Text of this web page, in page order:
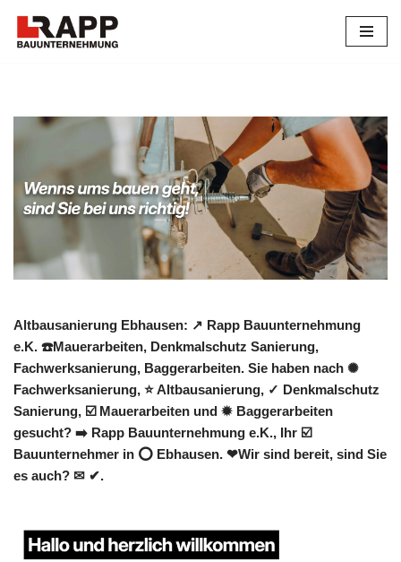
Zum
Altbausanierung Ebhausen: ↗️ Rapp Bauunternehmung
e.K. ☎️Mauerarbeiten, Denkmalschutz Sanierung,
Fachwerksanierung, Baggerarbeiten. Sie haben nach ✺
Fachwerksanierung, ⭐ Altbausanierung, ✓ Denkmalschutz
Sanierung, ☑️ Mauerarbeiten und ✹ Baggerarbeiten
gesucht? ➡️ Rapp Bauunternehmung e.K., Ihr ☑️
Bauunternehmer in ⭕ Ebhausen. ❤Wir sind bereit, sind Sie
es auch? ✉ ✔.